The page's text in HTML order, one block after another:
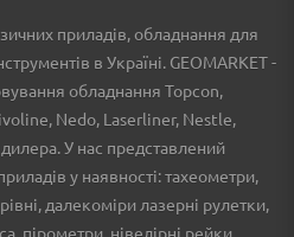
приладів, обладнання для
в Україні. GEOMARKET -
обладнання Topcon,
Nedo, Laserliner, Nestle,
У нас представлений
у наявності: тахеометри,
далекоміри лазерні рулетки,
пірометри, нівелірні рейки,